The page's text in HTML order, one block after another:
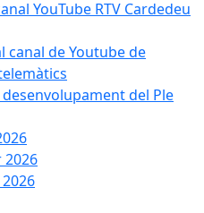
YouTube RTV Cardedeu
canal de Youtube de
del Ple
2026